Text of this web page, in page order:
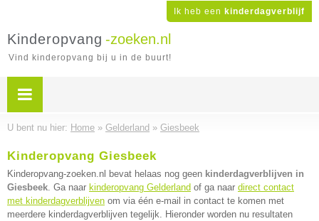
Ik heb een kinderdagverblijf
Kinderopvang -zoeken.nl
Vind kinderopvang bij u in de buurt!
U bent nu hier: Home » Gelderland » Giesbeek
Kinderopvang Giesbeek
Kinderopvang-zoeken.nl bevat helaas nog geen kinderdagverblijven in
Giesbeek. Ga naar kinderopvang Gelderland of ga naar direct contact
met kinderdagverblijven om via één e-mail in contact te komen met
meerdere kinderdagverblijven tegelijk. Hieronder worden nu resultaten